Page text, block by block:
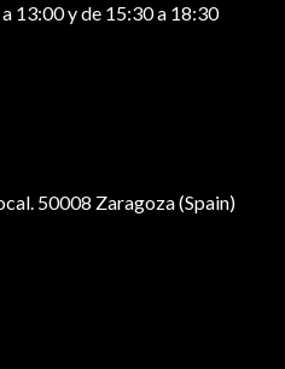
13:00 y de 15:30 a 18:30
50008 Zaragoza (Spain)